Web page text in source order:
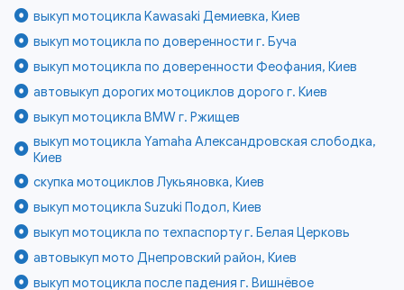
выкуп мотоцикла Kawasaki Демиевка, Киев
выкуп мотоцикла по доверенности г. Буча
выкуп мотоцикла по доверенности Феофания, Киев
автовыкуп дорогих мотоциклов дорого г. Киев
выкуп мотоцикла BMW г. Ржищев
выкуп мотоцикла Yamaha Александровская слободка,
Киев
скупка мотоциклов Лукьяновка, Киев
выкуп мотоцикла Suzuki Подол, Киев
выкуп мотоцикла по техпаспорту г. Белая Церковь
автовыкуп мото Днепровский район, Киев
выкуп мотоцикла после падения г. Вишнёвое